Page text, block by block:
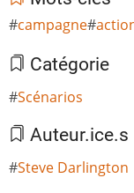
campagne
Catégorie
Scénarios
Auteur.ice.s
Steve Darlington